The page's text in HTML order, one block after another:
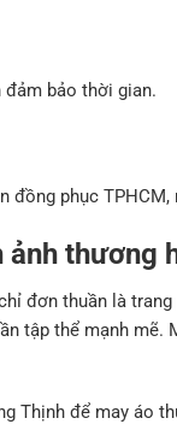
đảm bảo thời gian.
phục
thương
đơn thuần là
tập thể mạnh mẽ.
Thịnh để may áo